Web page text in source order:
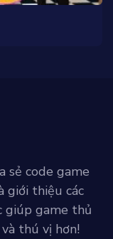
sẻ code game
giới thiệu các
giúp game thủ
thú vị hơn!